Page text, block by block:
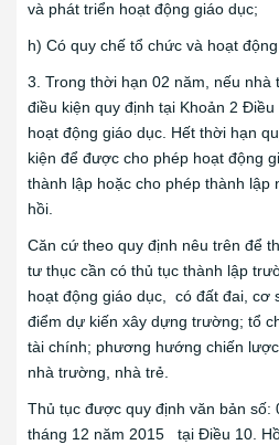
và phát triển hoạt động giáo dục;
h) Có quy chế tổ chức và hoạt
3. Trong thời hạn 02 năm, nếu
điều kiện quy định tại Khoản 2
hoạt động giáo dục. Hết thời hạn
kiện để được cho phép hoạt động
thành lập hoặc cho phép thành lập
hồi.
Căn cứ theo quy định nêu trên để
tư thục cần có thủ tục thành lập
hoạt động giáo dục, có đất đai, cơ
điểm dự kiến xây dựng trường; tổ
tài chính; phương hướng chiến
nhà trường, nhà trẻ.
Thủ tục được quy định văn bản số:
tháng 12 năm 2015 tại Điều 10.